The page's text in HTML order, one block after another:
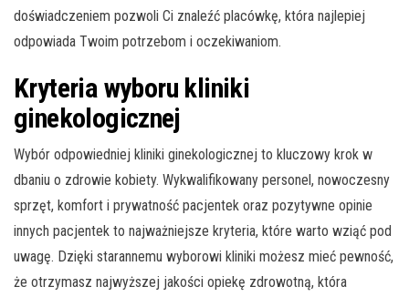
doświadczeniem pozwoli Ci znaleźć placówkę, która najlepiej
odpowiada Twoim potrzebom i oczekiwaniom.
Kryteria wyboru kliniki
ginekologicznej
Wybór odpowiedniej kliniki ginekologicznej to kluczowy krok w
dbaniu o zdrowie kobiety. Wykwalifikowany personel, nowoczesny
sprzęt, komfort i prywatność pacjentek oraz pozytywne opinie
innych pacjentek to najważniejsze kryteria, które warto wziąć pod
uwagę. Dzięki starannemu wyborowi kliniki możesz mieć pewność,
że otrzymasz najwyższej jakości opiekę zdrowotną, która